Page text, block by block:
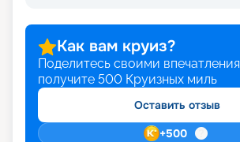
Как вам круиз?
Поделитесь своими
получите 500 Круизных миль
Оставить отзыв
+500